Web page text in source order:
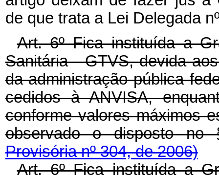
de que trata a Lei Delegada
Art. 6º Fica instituída a
Sanitária - GTVS, devida
da administração pública
cedidos à ANVISA,
conforme valores máximos
observado o disposto
Provisória nº 304, de 2006)
Art. 6º Fica instituída a